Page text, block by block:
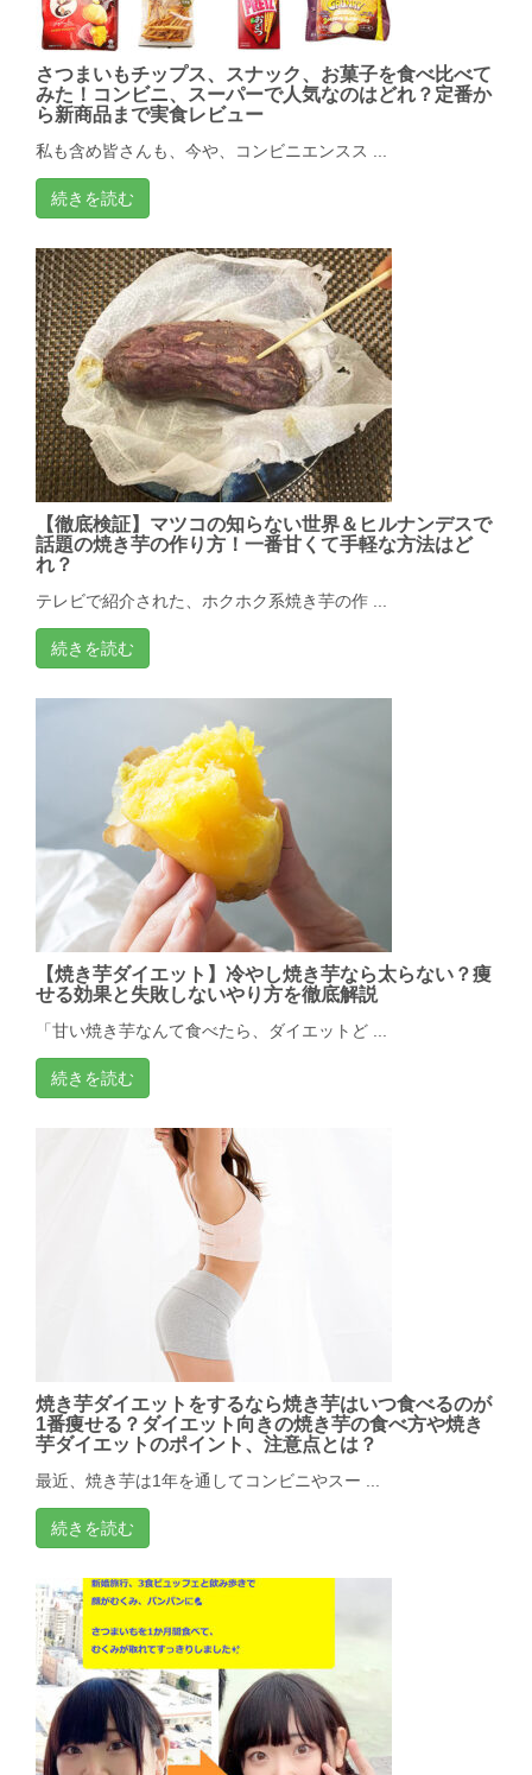
さつまいもチップス、スナック、お菓子を食べ比べて
みた！コンビニ、スーパーで人気なのはどれ？定番か
ら新商品まで実食レビュー
私も含め皆さんも、今や、コンビニエンスス ...
続きを読む
【徹底検証】マツコの知らない世界＆ヒルナンデスで
話題の焼き芋の作り方！一番甘くて手軽な方法はど
れ？
テレビで紹介された、ホクホク系焼き芋の作 ...
続きを読む
【焼き芋ダイエット】冷やし焼き芋なら太らない？痩
せる効果と失敗しないやり方を徹底解説
「甘い焼き芋なんて食べたら、ダイエットど ...
続きを読む
焼き芋ダイエットをするなら焼き芋はいつ食べるのが
1番痩せる？ダイエット向きの焼き芋の食べ方や焼き
芋ダイエットのポイント、注意点とは？
最近、焼き芋は1年を通してコンビニやスー ...
続きを読む